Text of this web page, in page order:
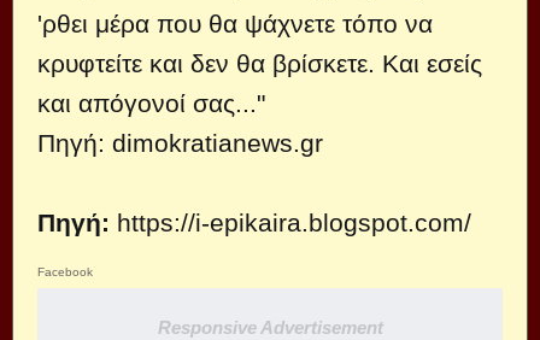
'ρθει μέρα που θα ψάχνετε τόπο να
κρυφτείτε και δεν θα βρίσκετε. Και εσείς
και απόγονοί σας..."
Πηγή: dimokratianews.gr
Πηγή: https://i-epikaira.blogspot.com/
Facebook
Responsive Advertisement